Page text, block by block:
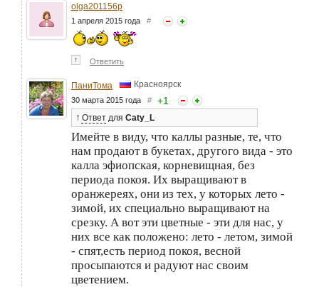
olga201156p
1 апреля 2015 года #
↑ Ответить
ПаниТома Красноярск
30 марта 2015 года # +1
↑ Ответ для Caty_L
Имейте в виду, что каллы разные, те, что
нам продают в букетах, другого вида - это
калла эфиопская, корневищная, без
периода покоя. Их выращивают в
оранжереях, они из тех, у которых лето -
зимой, их специально выращивают на
срезку. А вот эти цветные - эти для нас, у
них все как положено: лето - летом, зимой
- спят,есть период покоя, весной
просыпаются и радуют нас своим
цветением.